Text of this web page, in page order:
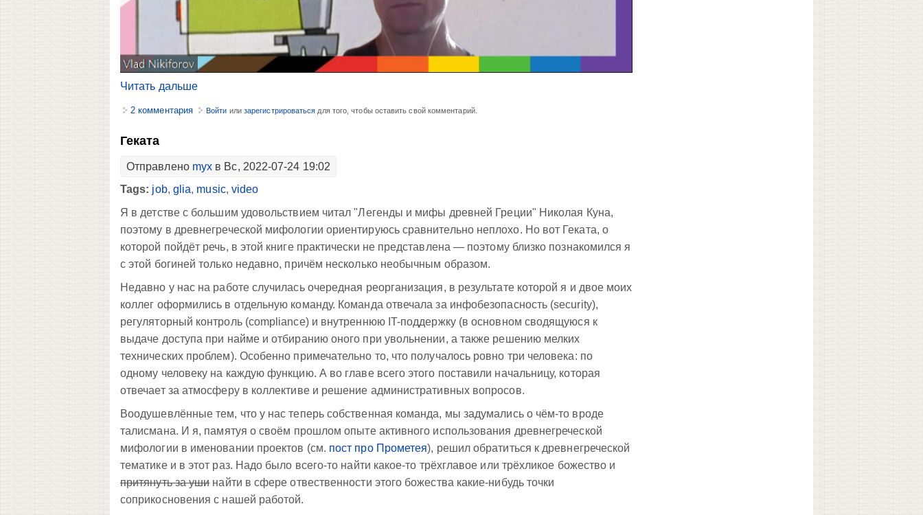
Читать дальше
2 комментария Войти или зарегистрироваться для того, чтобы оставить свой комментарий.
Геката
Отправлено myx в Вс, 2022-07-24 19:02
Tags: job, glia, music, video
Я в детстве с большим удовольствием читал "Легенды и мифы древней Греции" Николая Куна,
поэтому в древнегреческой мифологии ориентируюсь сравнительно неплохо. Но вот Геката, о
которой пойдёт речь, в этой книге практически не представлена — поэтому близко познакомился я
с этой богиней только недавно, причём несколько необычным образом.
Недавно у нас на работе случилась очередная реорганизация, в результате которой я и двое моих
коллег оформились в отдельную команду. Команда отвечала за инфобезопасность (security),
регуляторный контроль (compliance) и внутреннюю IT-поддержку (в основном сводящуюся к
выдаче доступа при найме и отбиранию оного при увольнении, а также решению мелких
технических проблем). Особенно примечательно то, что получалось ровно три человека: по
одному человеку на каждую функцию. А во главе всего этого поставили начальницу, которая
отвечает за атмосферу в коллективе и решение административных вопросов.
Воодушевлённые тем, что у нас теперь собственная команда, мы задумались о чём-то вроде
талисмана. И я, памятуя о своём прошлом опыте активного использования древнегреческой
мифологии в именовании проектов (см. пост про Прометея), решил обратиться к древнегреческой
тематике и в этот раз. Надо было всего-то найти какое-то трёхглавое или трёхликое божество и
притянуть за ушинайти в сфере отвественности этого божества какие-нибудь точки
соприкосновения с нашей работой.